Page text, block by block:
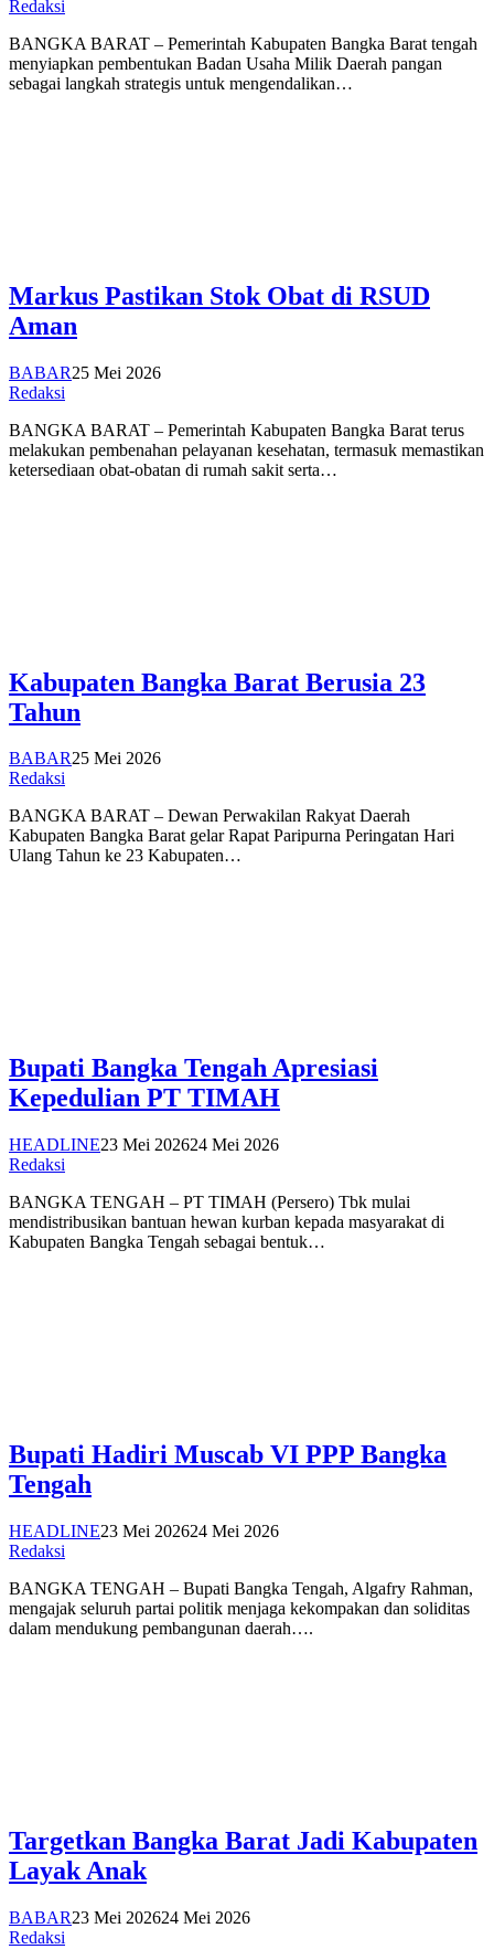
Redaksi
BANGKA BARAT – Pemerintah Kabupaten Bangka Barat tengah
menyiapkan pembentukan Badan Usaha Milik Daerah pangan
sebagai langkah strategis untuk mengendalikan…
Markus Pastikan Stok Obat di RSUD
Aman
BABAR25 Mei 2026
Redaksi
BANGKA BARAT – Pemerintah Kabupaten Bangka Barat terus
melakukan pembenahan pelayanan kesehatan, termasuk memastikan
ketersediaan obat-obatan di rumah sakit serta…
Kabupaten Bangka Barat Berusia 23
Tahun
BABAR25 Mei 2026
Redaksi
BANGKA BARAT – Dewan Perwakilan Rakyat Daerah
Kabupaten Bangka Barat gelar Rapat Paripurna Peringatan Hari
Ulang Tahun ke 23 Kabupaten…
Bupati Bangka Tengah Apresiasi
Kepedulian PT TIMAH
HEADLINE23 Mei 202624 Mei 2026
Redaksi
BANGKA TENGAH – PT TIMAH (Persero) Tbk mulai
mendistribusikan bantuan hewan kurban kepada masyarakat di
Kabupaten Bangka Tengah sebagai bentuk…
Bupati Hadiri Muscab VI PPP Bangka
Tengah
HEADLINE23 Mei 202624 Mei 2026
Redaksi
BANGKA TENGAH – Bupati Bangka Tengah, Algafry Rahman,
mengajak seluruh partai politik menjaga kekompakan dan soliditas
dalam mendukung pembangunan daerah….
Targetkan Bangka Barat Jadi Kabupaten
Layak Anak
BABAR23 Mei 202624 Mei 2026
Redaksi